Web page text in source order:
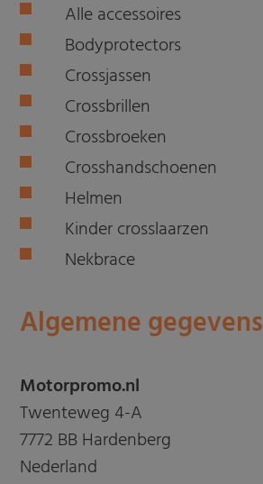
Alle accessoires
Bodyprotectors
Crossjassen
Crossbrillen
Crossbroeken
Crosshandschoenen
Helmen
Kinder crosslaarzen
Nekbrace
Algemene gegevens
Motorpromo.nl
Twenteweg 4-A
7772 BB Hardenberg
Nederland